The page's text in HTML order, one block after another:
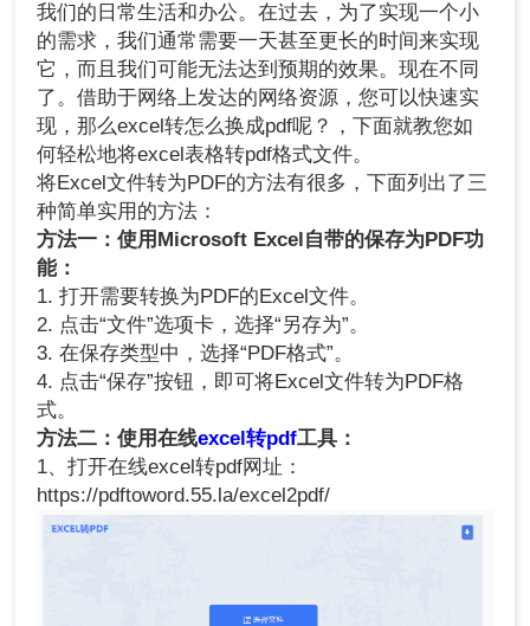
我们的日常生活和办公。在过去，为了实现一个小
的需求，我们通常需要一天甚至更长的时间来实现
它，而且我们可能无法达到预期的效果。现在不同
了。借助于网络上发达的网络资源，您可以快速实
现，那么excel转怎么换成pdf呢？，下面就教您如
何轻松地将excel表格转pdf格式文件。
将Excel文件转为PDF的方法有很多，下面列出了三
种简单实用的方法：
方法一：使用Microsoft Excel自带的保存为PDF功
能：
1. 打开需要转换为PDF的Excel文件。
2. 点击“文件”选项卡，选择“另存为”。
3. 在保存类型中，选择“PDF格式”。
4. 点击“保存”按钮，即可将Excel文件转为PDF格
式。
方法二：使用在线excel转pdf工具：
1、打开在线excel转pdf网址：
https://pdftoword.55.la/excel2pdf/